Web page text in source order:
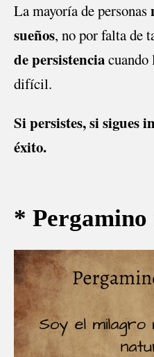
La mayoría de personas
sueños, no por falta de
de persistenciacuando
difícil.
Si persistes, si sigues
éxito.
* Pergamino